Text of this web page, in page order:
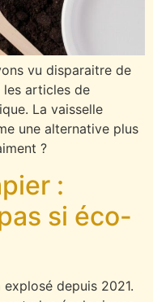
vu disparaitre de
les articles de
La vaisselle
une alternative plus
?
:
si éco-
explosé depuis 2021.